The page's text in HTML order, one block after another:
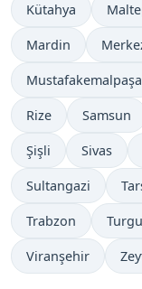
Kütahya
Mardin
Mustafakemalpaşa
Rize Samsun
Şişli Sivas
Sultangazi
Trabzon
Viranşehir